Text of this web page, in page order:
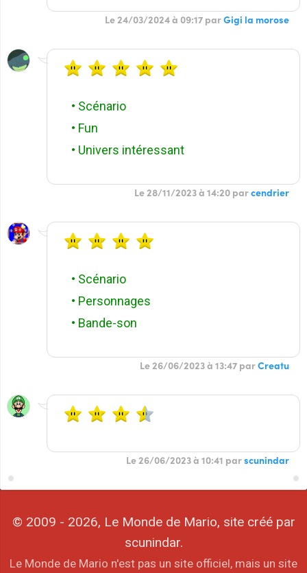
Le 24/03/2024 à 09:17 parGigi la morose
• Scénario
• Fun
• Univers intéressant
Le 28/11/2023 à 14:20 parcendrier
• Scénario
• Personnages
• Bande-son
Le 26/06/2023 à 13:47 parCreatu
Le 26/06/2023 à 10:41 parscunindar
© 2009 - 2026, Le Monde de Mario, site créé par
scunindar.
Le Monde de Mario n'est pas un site officiel, mais un site